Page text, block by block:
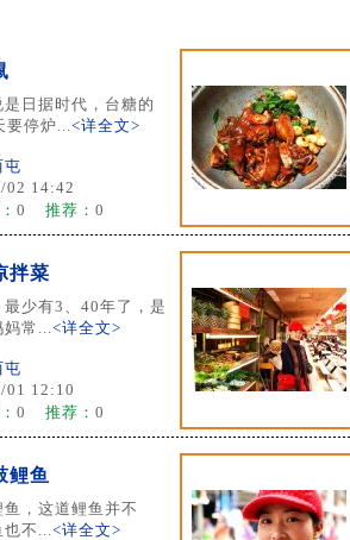
日据时代，台糖的
要停炉...<详全文>
屯
02 14:42
0 推荐： 0
拌菜
少有3、40年了，是
妈常...<详全文>
屯
01 12:10
0 推荐： 0
鲤鱼
，这道鲤鱼并不
也不...<详全文>